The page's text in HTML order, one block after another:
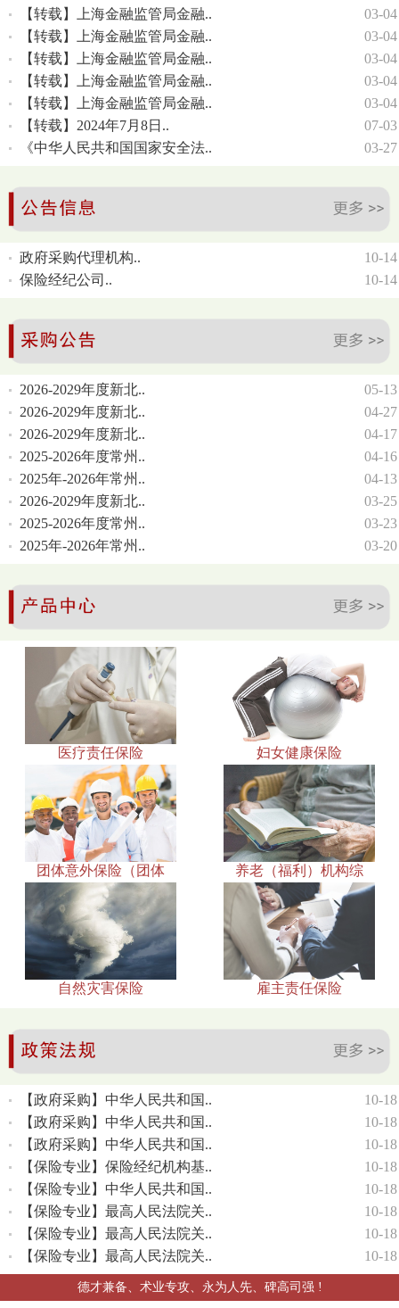
【转载】上海金融监管局金融..
03-04
【转载】上海金融监管局金融..
03-04
【转载】上海金融监管局金融..
03-04
【转载】上海金融监管局金融..
03-04
【转载】上海金融监管局金融..
03-04
【转载】2024年7月8日..
07-03
《中华人民共和国国家安全法..
03-27
政府采购代理机构..
10-14
保险经纪公司..
10-14
2026-2029年度新北..
05-13
2026-2029年度新北..
04-27
2026-2029年度新北..
04-17
2025-2026年度常州..
04-16
2025年-2026年常州..
04-13
2026-2029年度新北..
03-25
2025-2026年度常州..
03-23
2025年-2026年常州..
03-20
医疗责任保险 妇女健康保险
团体意外保险（团体 养老（福利）机构综
自然灾害保险 雇主责任保险
【政府采购】中华人民共和国..
10-18
【政府采购】中华人民共和国..
10-18
【政府采购】中华人民共和国..
10-18
【保险专业】保险经纪机构基..
10-18
【保险专业】中华人民共和国..
10-18
【保险专业】最高人民法院关..
10-18
【保险专业】最高人民法院关..
10-18
【保险专业】最高人民法院关..
10-18
德才兼备、术业专攻、永为人先、碑高司强 !